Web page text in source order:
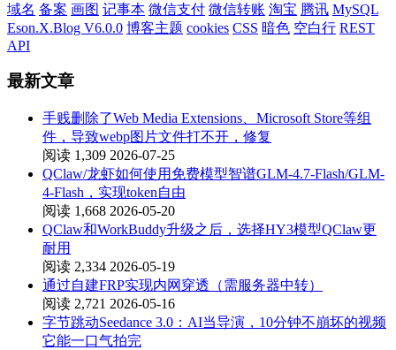
域名 备案 画图 记事本 微信支付 微信转账 淘宝 腾讯 MySQL
Eson.X.Blog V6.0.0 博客主题 cookies CSS 暗色 空白行 REST
API
最新文章
手贱删除了Web Media Extensions、Microsoft Store等组
件，导致webp图片文件打不开，修复
阅读 1,309 2026-07-25
QClaw/龙虾如何使用免费模型智谱GLM-4.7-Flash/GLM-
4-Flash，实现token自由
阅读 1,668 2026-05-20
QClaw和WorkBuddy升级之后，选择HY3模型QClaw更
耐用
阅读 2,334 2026-05-19
通过自建FRP实现内网穿透（需服务器中转）
阅读 2,721 2026-05-16
字节跳动Seedance 3.0：AI当导演，10分钟不崩坏的视频
它能一口气拍完